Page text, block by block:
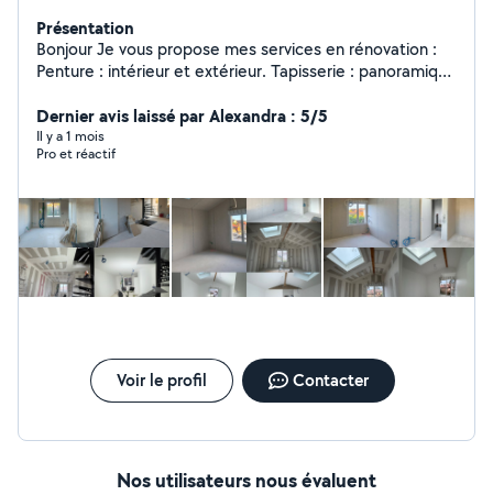
Présentation
Bonjour Je vous propose mes services en rénovation :
Penture : intérieur et extérieur. Tapisserie : panoramique
type. Revêtement de sol : parquet tout type.
Démolition: tout type. Devis gratuit et raisonnable.
Qualité de travail : PRO À votre service: Sérieux et
Dernier avis laissé par Alexandra : 5/5
Il y a 1 mois
Pro et réactif
Voir le profil Contacter
Nos utilisateurs nous évaluent